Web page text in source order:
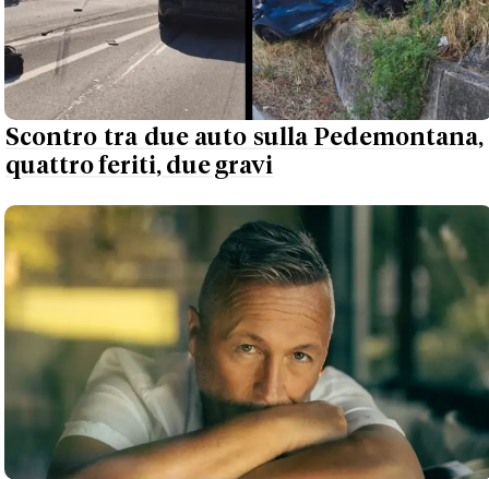
Scontro tra due auto sulla Pedemontana,
quattro feriti, due gravi